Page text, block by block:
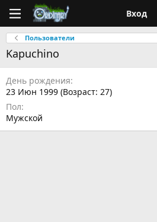
Вход
Пользователи
Kapuchino
День рождения
23 Июн 1999 (Возраст: 27)
Пол
Мужской